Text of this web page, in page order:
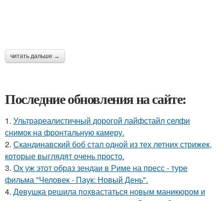
читать дальше →
Последние обновления на сайте:
1. Ультрареалистичный дорогой лайфстайл селфи
снимок на фронтальную камеру.
2. Скандинавский боб стал одной из тех летних стрижек,
которые выглядят очень просто.
3. Ох уж этот образ зендаи в Риме на пресс - туре
фильма "Человек - Паук: Новый День".
4. Дeвушка решила похвастаться новым маникюром и